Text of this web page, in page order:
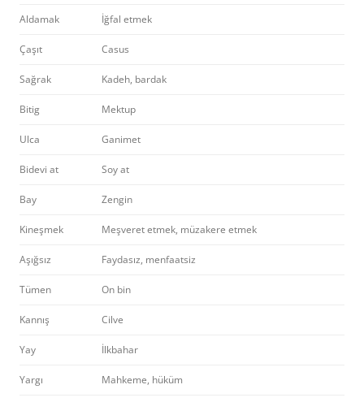
Aldamak İğfal etmek
Çaşıt Casus
Sağrak Kadeh, bardak
Bitig Mektup
Ulca Ganimet
Bidevi at Soy at
Bay Zengin
Kineşmek Meşveret etmek, müzakere etmek
Aşığsız Faydasız, menfaatsiz
Tümen On bin
Kannış Cilve
Yay İlkbahar
Yargı Mahkeme, hüküm